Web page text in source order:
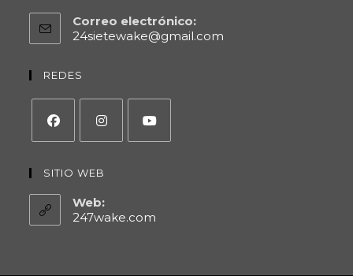
Correo electrónico:
24sietewake@gmail.com
REDES
SITIO WEB
Web:
247wake.com